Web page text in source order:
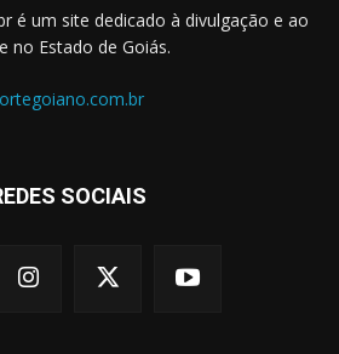
é um site dedicado à divulgação e ao
no Estado de Goiás.
SOCIAIS